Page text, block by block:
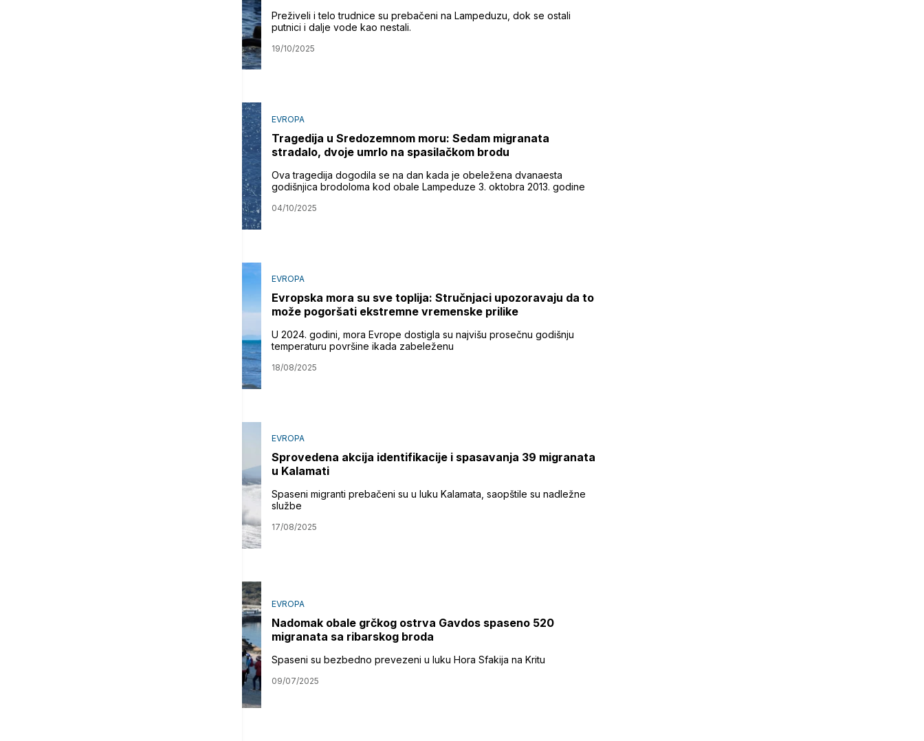
Preživeli i telo trudnice su prebačeni na Lampeduzu, dok se ostali
putnici i dalje vode kao nestali.
19/10/2025
EVROPA
Tragedija u Sredozemnom moru: Sedam migranata
stradalo, dvoje umrlo na spasilačkom brodu
Ova tragedija dogodila se na dan kada je obeležena dvanaesta
godišnjica brodoloma kod obale Lampeduze 3. oktobra 2013. godine
04/10/2025
EVROPA
Evropska mora su sve toplija: Stručnjaci upozoravaju da to
može pogoršati ekstremne vremenske prilike
U 2024. godini, mora Evrope dostigla su najvišu prosečnu godišnju
temperaturu površine ikada zabeleženu
18/08/2025
EVROPA
Sprovedena akcija identifikacije i spasavanja 39 migranata
u Kalamati
Spaseni migranti prebačeni su u luku Kalamata, saopštile su nadležne
službe
17/08/2025
EVROPA
Nadomak obale grčkog ostrva Gavdos spaseno 520
migranata sa ribarskog broda
Spaseni su bezbedno prevezeni u luku Hora Sfakija na Kritu
09/07/2025